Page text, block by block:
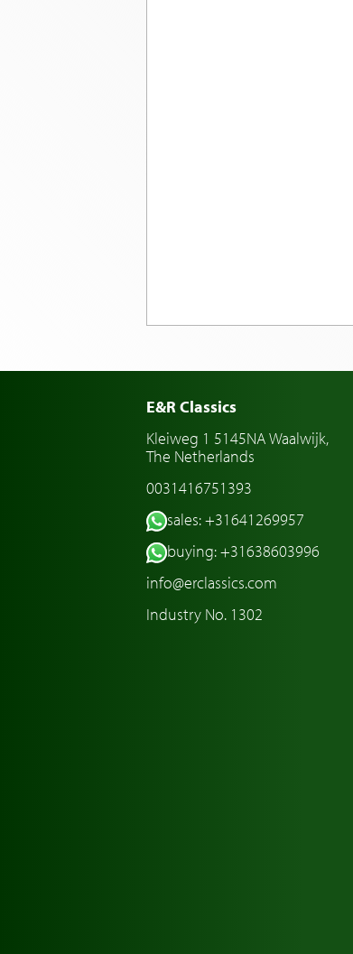
E&R Classics
Kleiweg 1 5145NA Waalwijk,
The Netherlands
0031416751393
sales: +31641269957
buying: +31638603996
info@erclassics.com
Industry No. 1302